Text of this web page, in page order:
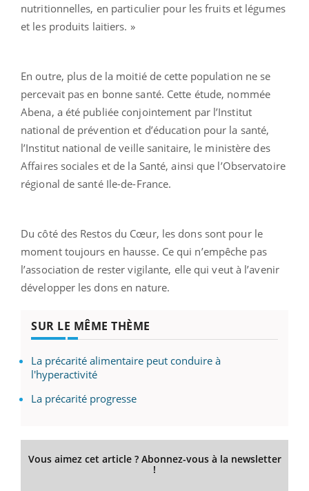
nutritionnelles, en particulier pour les fruits et légumes
et les produits laitiers. »
En outre, plus de la moitié de cette population ne se
percevait pas en bonne santé. Cette étude, nommée
Abena, a été publiée conjointement par l’Institut
national de prévention et d’éducation pour la santé,
l’Institut national de veille sanitaire, le ministère des
Affaires sociales et de la Santé, ainsi que l’Observatoire
régional de santé Ile-de-France.
Du côté des Restos du Cœur, les dons sont pour le
moment toujours en hausse. Ce qui n’empêche pas
l’association de rester vigilante, elle qui veut à l’avenir
développer les dons en nature.
SUR LE MÊME THÈME
La précarité alimentaire peut conduire à
l'hyperactivité
La précarité progresse
Vous aimez cet article ? Abonnez-vous à la newsletter
!